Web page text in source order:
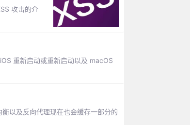
攻击的介
重新启动或重新启动以及 macOS
以及反向代理现在也会缓存一部分的